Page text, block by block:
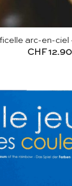
arc-en-ciel
CHF12.90